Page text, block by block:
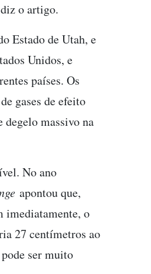
o artigo.
Estado de Utah, e
Unidos, e
países. Os
gases de efeito
degelo massivo na
No ano
apontou que,
imediatamente, o
27 centímetros ao
ser muito